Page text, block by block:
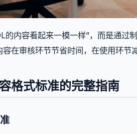
的内容看起来一模一样”，而是通过
在审核环节节省时间，在使用环节
格式标准的完整指南